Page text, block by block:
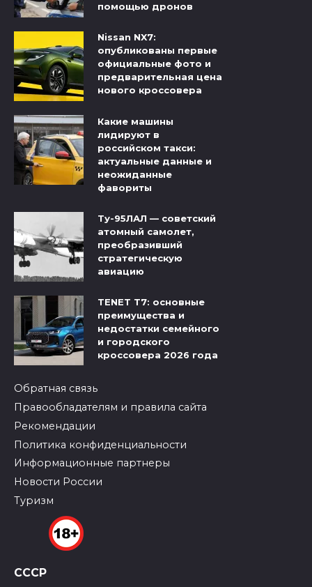
помощью дронов
Nissan NX7:
опубликованы первые
официальные фото и
предварительная цена
нового кроссовера
Какие машины
лидируют в
российском такси:
актуальные данные и
неожиданные
фавориты
Ту-95ЛАЛ — советский
атомный самолет,
преобразивший
стратегическую
авиацию
TENET T7: основные
преимущества и
недостатки семейного
и городского
кроссовера 2026 года
Обратная связь
Правообладателям и правила сайта
Рекомендации
Политика конфиденциальности
Информационные партнеры
Новости России
Туризм
СССР